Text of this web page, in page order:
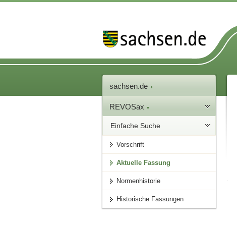
sachsen.de
REVOSax
Einfache Suche
Vorschrift
Aktuelle Fassung
Normenhistorie
Historische Fassungen